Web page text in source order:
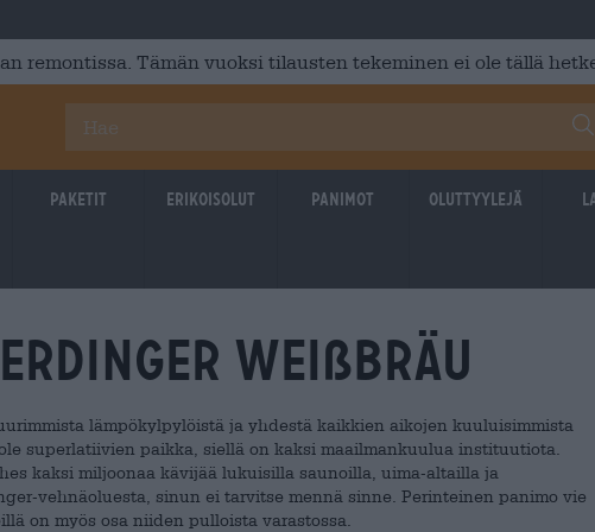
remontissa. Tämän vuoksi tilausten tekeminen ei ole tällä
Paketit Erikoisolut Panimot Oluttyylejä
Weißbräu
lämpökylpylöistä ja yhdestä kaikkien aikojen kuuluisimmista
superlatiivien paikka, siellä on kaksi maailmankuulua instituutiota.
kaksi miljoonaa kävijää lukuisilla saunoilla, uima-altailla ja
vehnäoluesta, sinun ei tarvitse mennä sinne. Perinteinen panimo vie
on myös osa niiden pulloista varastossa.